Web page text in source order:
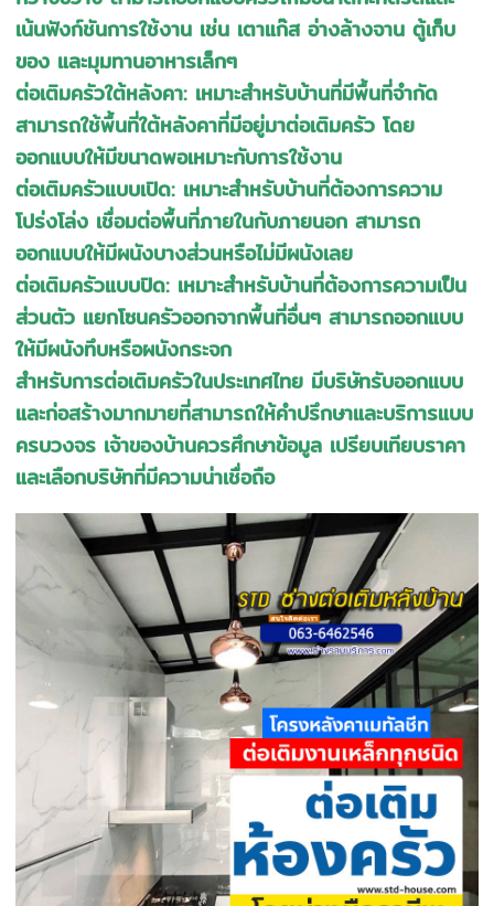
เน้นฟังก์ชันการใช้งาน เช่น เตาแก๊ส อ่างล้างจาน ตู้เก็บ
ของ และมุมทานอาหารเล็กๆ
ต่อเติมครัวใต้หลังคา: เหมาะสำหรับบ้านที่มีพื้นที่จำกัด
สามารถใช้พื้นที่ใต้หลังคาที่มีอยู่มาต่อเติมครัว โดย
ออกแบบให้มีขนาดพอเหมาะกับการใช้งาน
ต่อเติมครัวแบบเปิด: เหมาะสำหรับบ้านที่ต้องการความ
โปร่งโล่ง เชื่อมต่อพื้นที่ภายในกับภายนอก สามารถ
ออกแบบให้มีผนังบางส่วนหรือไม่มีผนังเลย
ต่อเติมครัวแบบปิด: เหมาะสำหรับบ้านที่ต้องการความเป็น
ส่วนตัว แยกโซนครัวออกจากพื้นที่อื่นๆ สามารถออกแบบ
ให้มีผนังทึบหรือผนังกระจก
สำหรับการต่อเติมครัวในประเทศไทย มีบริษัทรับออกแบบ
และก่อสร้างมากมายที่สามารถให้คำปรึกษาและบริการแบบ
ครบวงจร เจ้าของบ้านควรศึกษาข้อมูล เปรียบเทียบราคา
และเลือกบริษัทที่มีความน่าเชื่อถือ